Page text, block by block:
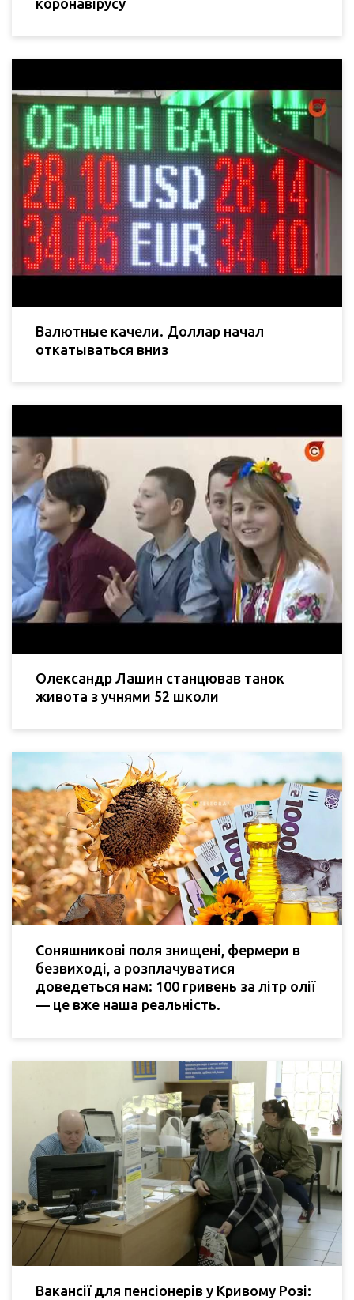
Валютные качели. Доллар начал
откатываться вниз
Олександр Лашин станцював танок
живота з учнями 52 школи
Соняшникові поля знищені, фермери в
безвиході, а розплачуватися
доведеться нам: 100 гривень за літр олії
— це вже наша реальність.
Вакансії для пенсіонерів у Кривому Розі: